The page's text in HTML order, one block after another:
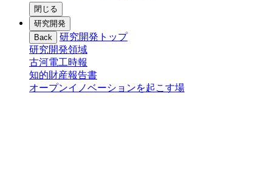
閉じる
研究開発
Back
研究開発トップ
研究開発領域
古河電工時報
知的財産報告書
オープンイノベーションを起こす場